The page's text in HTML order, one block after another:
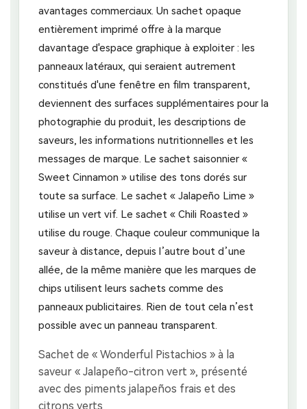
avantages commerciaux. Un sachet opaque
entièrement imprimé offre à la marque
davantage d'espace graphique à exploiter : les
panneaux latéraux, qui seraient autrement
constitués d'une fenêtre en film transparent,
deviennent des surfaces supplémentaires pour la
photographie du produit, les descriptions de
saveurs, les informations nutritionnelles et les
messages de marque. Le sachet saisonnier «
Sweet Cinnamon » utilise des tons dorés sur
toute sa surface. Le sachet « Jalapeño Lime »
utilise un vert vif. Le sachet « Chili Roasted »
utilise du rouge. Chaque couleur communique la
saveur à distance, depuis l’autre bout d’une
allée, de la même manière que les marques de
chips utilisent leurs sachets comme des
panneaux publicitaires. Rien de tout cela n’est
possible avec un panneau transparent.